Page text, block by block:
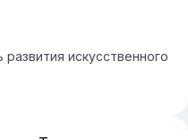
искусственного